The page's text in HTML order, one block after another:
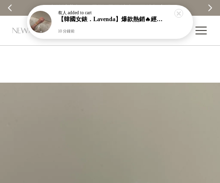
館消費每100元贈1元回饋金｜回饋無上限 ✨ 【分享
有人 added to cart
【韓國女錶．Lavenda】爆款熱銷🔥經典之作老錢風編織紋理奢華金錶【nk64】
10 分鐘前